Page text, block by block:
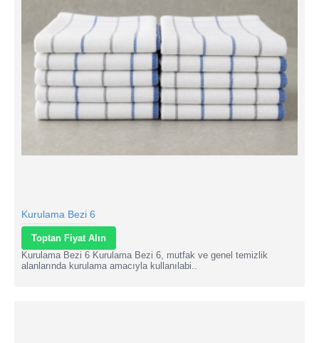
Kurulama Bezi 6
Toptan Fiyat Alın
Kurulama Bezi 6 Kurulama Bezi 6, mutfak ve genel temizlik
alanlarında kurulama amacıyla kullanılabi..